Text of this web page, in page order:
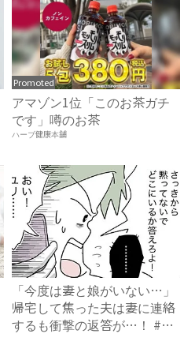
Promoted
アマゾン1位「このお茶ガチ
です」噂のお茶
ハーブ健康本舗
「今度は妻と娘がいない…」
帰宅して焦った夫は妻に連絡
するも衝撃の返答が…！ #